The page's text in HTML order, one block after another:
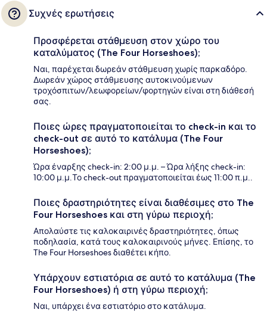
Συχνές ερωτήσεις
Προσφέρεται στάθμευση στον χώρο του
καταλύματος (The Four Horseshoes);
Ναι, παρέχεται δωρεάν στάθμευση χωρίς παρκαδόρο.
Δωρεάν χώρος στάθμευσης αυτοκινούμενων
τροχόσπιτων/λεωφορείων/φορτηγών είναι στη διάθεσή
σας.
Ποιες ώρες πραγματοποιείται το check-in και το
check-out σε αυτό το κατάλυμα (The Four
Horseshoes);
Ώρα έναρξης check-in: 2:00 μ.μ. – Ώρα λήξης check-in:
10:00 μ.μ.Το check-out πραγματοποιείται έως 11:00 π.μ..
Ποιες δραστηριότητες είναι διαθέσιμες στο The
Four Horseshoes και στη γύρω περιοχή;
Απολαύστε τις καλοκαιρινές δραστηριότητες, όπως
ποδηλασία, κατά τους καλοκαιρινούς μήνες. Επίσης, το
The Four Horseshoes διαθέτει κήπο.
Υπάρχουν εστιατόρια σε αυτό το κατάλυμα (The
Four Horseshoes) ή στη γύρω περιοχή;
Ναι, υπάρχει ένα εστιατόριο στο κατάλυμα.